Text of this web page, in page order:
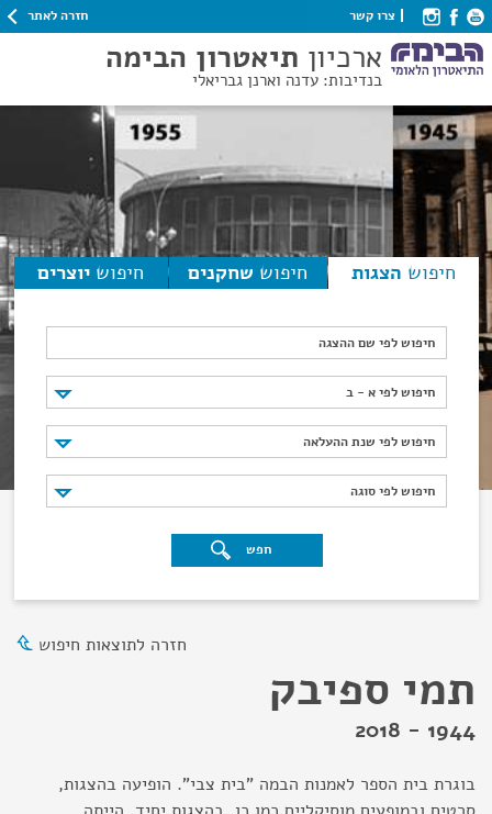
צרו קשר חזרה לאתר
ארכיון תיאטרון הבימה
בנדיבות: עדנה וארנן גבריאלי
חיפוש הצגות חיפוש שחקנים חיפוש יוצרים
חיפוש לפי שם ההצגה
חיפוש לפי א - ב
חיפוש לפי א - ב
חיפוש לפי שנת ההעלאה
חיפוש לפי שנת ההעלאה
חיפוש לפי סוגה
חיפוש לפי סוגה
חפש
חזרה לתוצאות חיפוש
תמי ספיבק
1944 - 2018
בוגרת בית הספר לאמנות הבמה "בית צבי". הופיעה בהצגות,